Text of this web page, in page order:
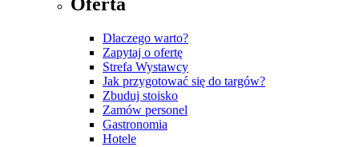
Oferta
Dlaczego warto?
Zapytaj o ofertę
Strefa Wystawcy
Jak przygotować się do targów?
Zbuduj stoisko
Zamów personel
Gastronomia
Hotele